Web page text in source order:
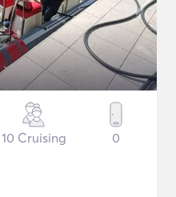
10 Cruising 0